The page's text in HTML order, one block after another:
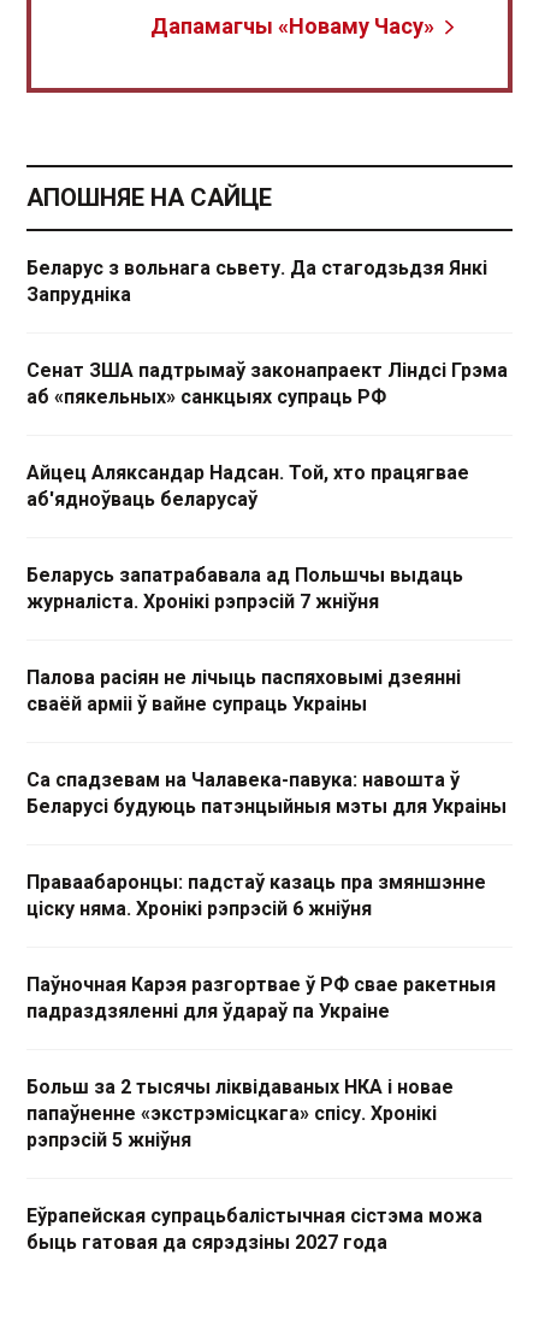
Дапамагчы «Новаму Часу»
АПОШНЯЕ НА САЙЦЕ
Беларус з вольнага сьвету. Да стагодзьдзя Янкі
Запрудніка
Сенат ЗША падтрымаў законапраект Ліндсі Грэма
аб «пякельных» санкцыях супраць РФ
Айцец Аляксандар Надсан. Той, хто працягвае
аб'ядноўваць беларусаў
Беларусь запатрабавала ад Польшчы выдаць
журналіста. Хронікі рэпрэсій 7 жніўня
Палова расіян не лічыць паспяховымі дзеянні
сваёй арміі ў вайне супраць Украіны
Са спадзевам на Чалавека-павука: навошта ў
Беларусі будуюць патэнцыйныя мэты для Украіны
Праваабаронцы: падстаў казаць пра змяншэнне
ціску няма. Хронікі рэпрэсій 6 жніўня
Паўночная Карэя разгортвае ў РФ свае ракетныя
падраздзяленні для ўдараў па Украіне
Больш за 2 тысячы ліквідаваных НКА і новае
папаўненне «экстрэмісцкага» спісу. Хронікі
рэпрэсій 5 жніўня
Еўрапейская супрацьбалістычная сістэма можа
быць гатовая да сярэдзіны 2027 года